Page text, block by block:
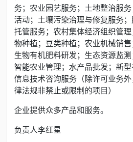
务；农业园艺服务；土地整治服
活动；土壤污染治理与修复服务
托管服务；农村集体经济组织管
物种植；豆类种植；农业机械销售
生物有机肥料研发；生态资源监测
智能农业管理；水产品批发；新型
信息技术咨询服务（除许可业务
律法规非禁止或限制的项目）
企业提供众多产品和服务。
负责人李红星